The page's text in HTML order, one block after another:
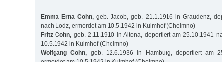
Emma Erna Cohn, geb. Jacob, geb. 21.1.1916 in Graudenz,
nach Lodz, ermordet am 10.5.1942 in Kulmhof (Chelmno)
Fritz Cohn, geb. 2.11.1910 in Altona, deportiert am 25.10.1941
10.5.1942 in Kulmhof (Chelmno)
Wolfgang Cohn, geb. 12.6.1936 in Hamburg, deportiert am